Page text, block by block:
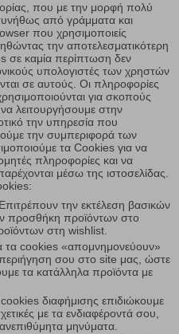
που με την μορφή πολύ
από γράμματα και
που χρησιμοποιείς
την αποτελεσματικότερη
σε καμία περίπτωση δεν
υπολογιστές των χρηστών
σε αυτούς. Οι πληροφορίες
για σκοπούς
λειτουργήσουμε στην
την υπηρεσία που
την συμπεριφορά των
τα Cookies για να
πληροφορίες και να
μέσω της ιστοσελίδας.
Επιτρέπουν την εκτέλεση βασικών
προσθήκη προϊόντων στο
στη wishlist.
τα cookies «απομνημονεύουν»
περιήγηση σου στο site μας, ώστε
τα κατάλληλα προϊόντα με
διαφήμισης επιδιώκουμε
με τα ενδιαφέροντά σου,
μηνύματα.